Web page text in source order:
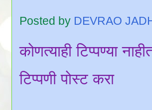
Posted by DEVRAO
कोणत्याही टिप्पण्‍या
टिप्पणी पोस्ट करा